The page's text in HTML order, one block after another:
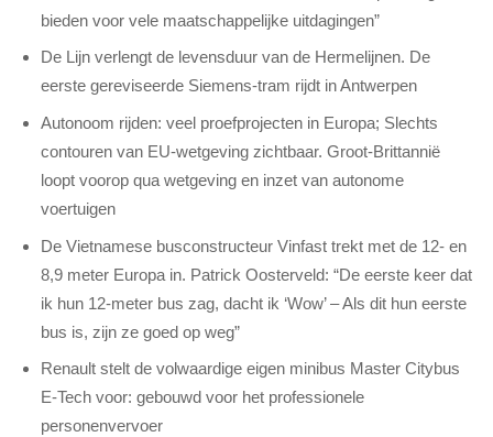
bieden voor vele maatschappelijke uitdagingen”
De Lijn verlengt de levensduur van de Hermelijnen. De
eerste gereviseerde Siemens-tram rijdt in Antwerpen
Autonoom rijden: veel proefprojecten in Europa; Slechts
contouren van EU-wetgeving zichtbaar. Groot-Brittannië
loopt voorop qua wetgeving en inzet van autonome
voertuigen
De Vietnamese busconstructeur Vinfast trekt met de 12- en
8,9 meter Europa in. Patrick Oosterveld: “De eerste keer dat
ik hun 12-meter bus zag, dacht ik ‘Wow’ – Als dit hun eerste
bus is, zijn ze goed op weg”
Renault stelt de volwaardige eigen minibus Master Citybus
E-Tech voor: gebouwd voor het professionele
personenvervoer